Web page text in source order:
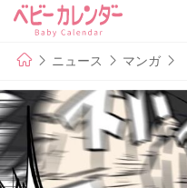
ニュース マンガ